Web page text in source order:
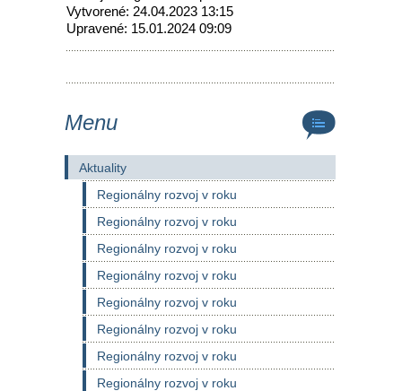
Vytvorené: 24.04.2023 13:15
Upravené: 15.01.2024 09:09
Menu
Aktuality
Regionálny rozvoj v roku
Regionálny rozvoj v roku
Regionálny rozvoj v roku
Regionálny rozvoj v roku
Regionálny rozvoj v roku
Regionálny rozvoj v roku
Regionálny rozvoj v roku
Regionálny rozvoj v roku